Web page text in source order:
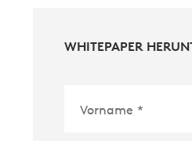
WHITEPAPER
Vorname *